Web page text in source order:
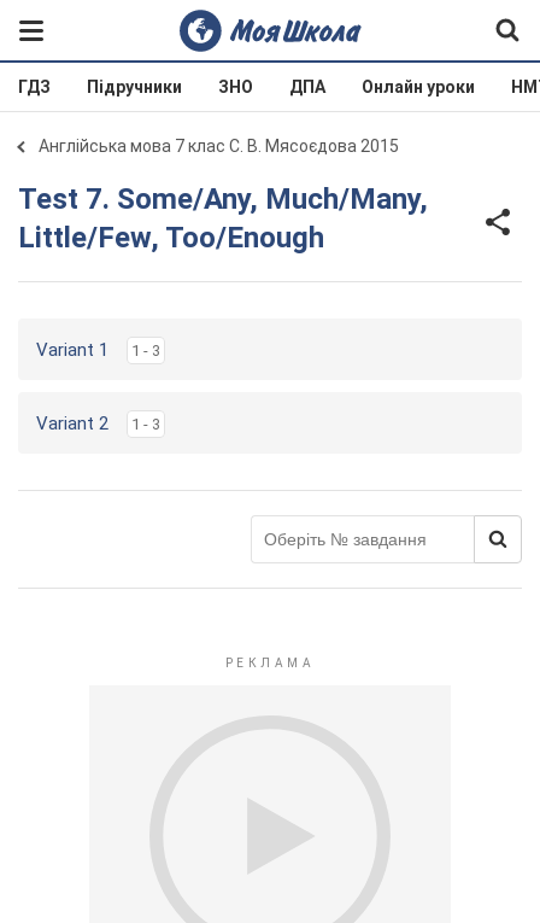
ГДЗ Підручники ЗНО ДПА Онлайн уроки
Англійська мова 7 клас С. В. Мясоєдова 2015
Test 7. Some/Any, Much/Many,
Little/Few, Too/Enough
Variant 1 1 - 3
Variant 2 1 - 3